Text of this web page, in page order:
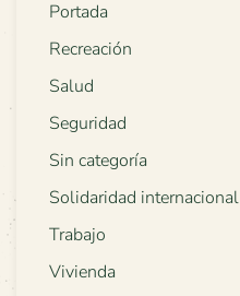
Portada
Recreación
Salud
Seguridad
Sin categoría
Solidaridad internacional
Trabajo
Vivienda